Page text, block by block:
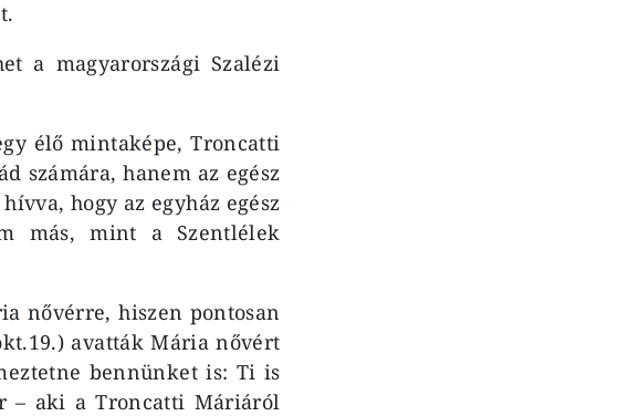
a magyarországi Szalézi
élő mintaképe, Troncatti
számára, hanem az egész
hogy az egyház egész
más, mint a Szentlélek
nővérre, hiszen pontosan
avatták Mária nővért
bennünket is: Ti is
– aki a Troncatti Máriáról